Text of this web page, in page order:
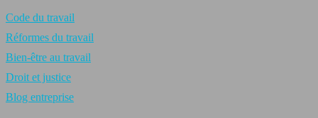
Code du travail
Réformes du travail
Bien-être au travail
Droit et justice
Blog entreprise